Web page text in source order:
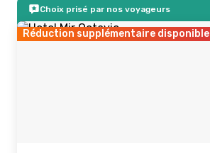
Choix prisé par nos voyageurs
Réduction supplémentaire disponible